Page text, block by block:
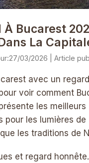
À Bucarest
La
27/03/2026
avec un
voir comment
les
pour les lumières
les traditions de
et regard